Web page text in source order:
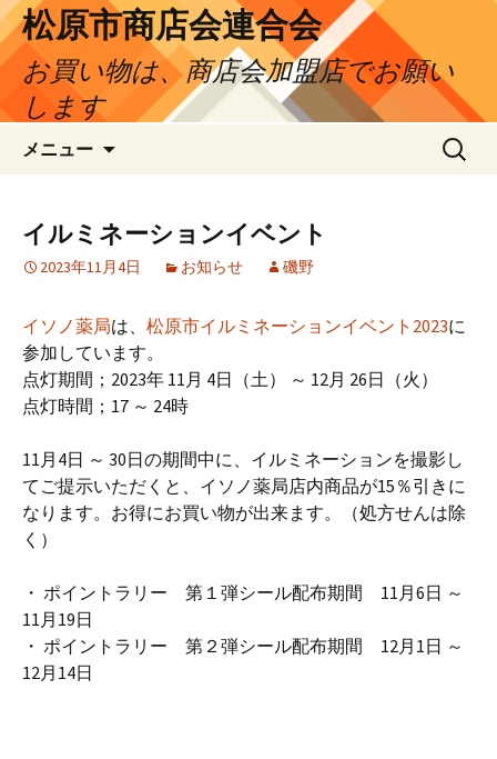
松原市商店会連合会
お買い物は、商店会加盟店でお願い
します
メニュー
ツ
へ
キ
ッ
プ
検
索:
イルミネーションイベント
2023年11月4日 お知らせ 磯野
イソノ薬局は、 松原市イルミネーションイベント2023に
参加しています。
点灯期間；2023年 11月 4日（土） ～ 12月 26日（火）
点灯時間；17 ～ 24時
11月4日 ～ 30日の期間中に、イルミネーションを撮影し
てご提示いただくと、イソノ薬局店内商品が15％引きに
なります。お得にお買い物が出来ます。（処方せんは除
く）
・ ポイントラリー 第１弾シール配布期間 11月6日 ～
11月19日
・ ポイントラリー 第２弾シール配布期間 12月1日 ～
12月14日